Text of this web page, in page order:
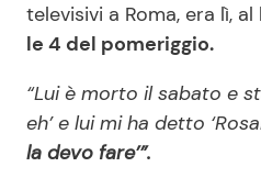
televisivi a Roma, era lì,
le 4 del pomeriggio.
“Lui è morto il sabato e
eh’ e lui mi ha detto
la devo fare’”.